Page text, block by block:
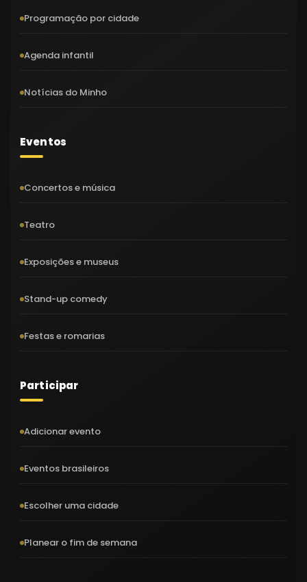
Programação por cidade
Agenda infantil
Notícias do Minho
Eventos
Concertos e música
Teatro
Exposições e museus
Stand-up comedy
Festas e romarias
Participar
Adicionar evento
Eventos brasileiros
Escolher uma cidade
Planear o fim de semana